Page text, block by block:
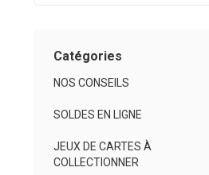
Catégories
NOS CONSEILS
SOLDES EN LIGNE
JEUX DE CARTES À
COLLECTIONNER